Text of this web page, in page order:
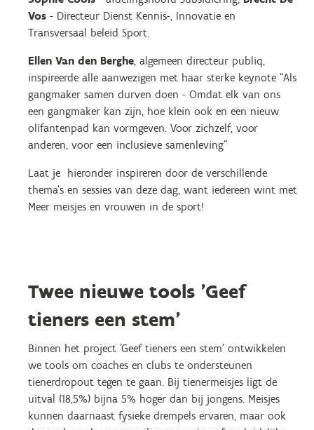
Vos - Directeur Dienst Kennis-, Innovatie en
Transversaal beleid Sport.
Ellen Van den Berghe, algemeen directeur publiq,
inspireerde alle aanwezigen met haar sterke keynote “Als
gangmaker samen durven doen - Omdat elk van ons
een gangmaker kan zijn, hoe klein ook en een nieuw
olifantenpad kan vormgeven. Voor zichzelf, voor
anderen, voor een inclusieve samenleving”
Laat je hieronder inspireren door de verschillende
thema’s en sessies van deze dag, want iedereen wint met
Meer meisjes en vrouwen in de sport!
Twee nieuwe tools 'Geef
tieners een stem'
Binnen het project 'Geef tieners een stem' ontwikkelen
we tools om coaches en clubs te ondersteunen
tienerdropout tegen te gaan. Bij tienermeisjes ligt de
uitval (18,5%) bijna 5% hoger dan bij jongens. Meisjes
kunnen daarnaast fysieke drempels ervaren, maar ook